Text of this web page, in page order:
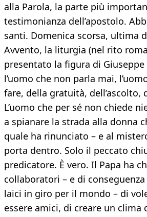
alla Parola, la parte più
testimonianza dell’apostolo.
santi. Domenica scorsa, ultima
Avvento, la liturgia (nel rito
presentato la figura di Giuseppe
l’uomo che non parla mai,
fare, della gratuità, dell’ascolto,
L’uomo che per sé non chiede
a spianare la strada alla donna
quale ha rinunciato – e al
porta dentro. Solo il peccato
predicatore. È vero. Il Papa ha
collaboratori – e di
laici in giro per il mondo – di
essere amici, di creare un clima